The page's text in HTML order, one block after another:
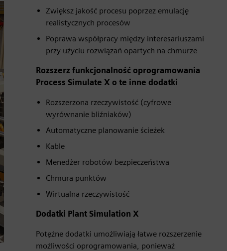
Zwiększ jakość procesu poprzez emulację
realistycznych procesów
Poprawa współpracy między interesariuszami
przy użyciu rozwiązań opartych na chmurze
Rozszerz funkcjonalność oprogramowania
Process Simulate X o te inne dodatki
Rozszerzona rzeczywistość (cyfrowe
wyrównanie bliźniaków)
Automatyczne planowanie ścieżek
Kable
Menedżer robotów bezpieczeństwa
Chmura punktów
Wirtualna rzeczywistość
Dodatki Plant Simulation X
Potężne dodatki umożliwiają łatwe rozszerzenie
możliwości oprogramowania, ponieważ